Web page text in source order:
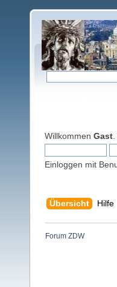
Willkommen Gast
Einloggen mit
Übersicht Hilfe
Forum ZDW